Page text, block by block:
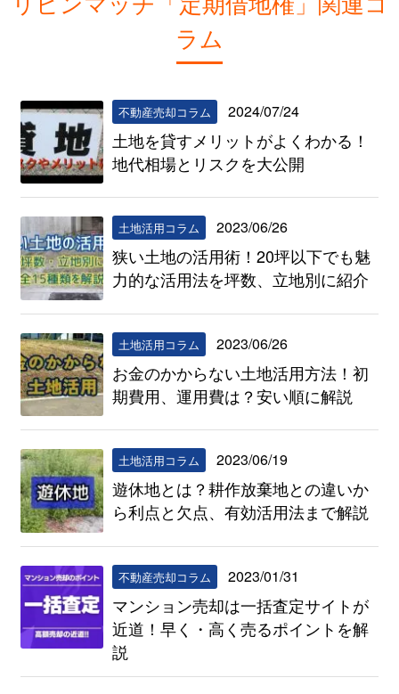
ラム
不動産売却コラム 2024/07/24
土地を貸すメリットがよくわかる！
地代相場とリスクを大公開
土地活用コラム 2023/06/26
狭い土地の活用術！20坪以下でも魅
力的な活用法を坪数、立地別に紹介
土地活用コラム 2023/06/26
お金のかからない土地活用方法！初
期費用、運用費は？安い順に解説
土地活用コラム 2023/06/19
遊休地とは？耕作放棄地との違いか
ら利点と欠点、有効活用法まで解説
不動産売却コラム 2023/01/31
マンション売却は一括査定サイトが
近道！早く・高く売るポイントを解
説